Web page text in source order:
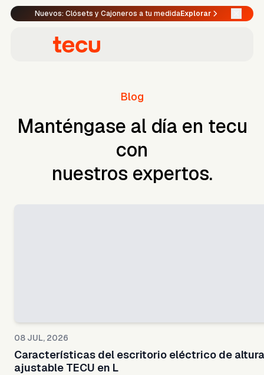
Nuevos: Clósets y Cajoneros a tu medidaExplorar
Blog
Manténgase al día en tecu
con
nuestros expertos.
08 JUL, 2026
Características del escritorio eléctrico de altura
ajustable TECU en L